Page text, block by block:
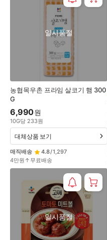
농협목우촌 프라임 살코기 햄 300
G
일시품절
6,990원
10G당 233원
매직배송 4.8/1,297
4만원↑무료배송
대체상품 보기
일시품절